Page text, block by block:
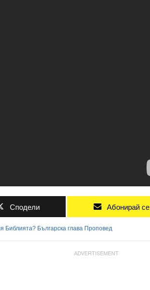
Сподели Абонирай се
Библията? Българска глава Проповед
ADVERTISEMENT